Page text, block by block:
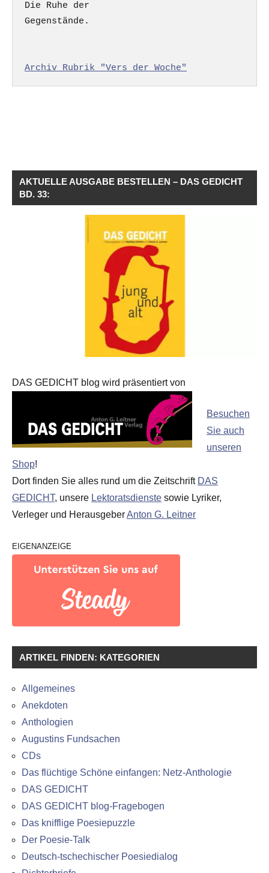
Die Ruhe der
Gegenstände.
Archiv Rubrik "Vers der Woche"
AKTUELLE AUSGABE BESTELLEN – DAS GEDICHT
BD. 33:
DAS GEDICHT blog wird präsentiert von
Besuchen
Sie auch
unseren
Shop!
Dort finden Sie alles rund um die Zeitschrift DAS
GEDICHT, unsere Lektoratsdienste sowie Lyriker,
Verleger und HerausgeberAnton G. Leitner
EIGENANZEIGE
ARTIKEL FINDEN: KATEGORIEN
Allgemeines
Anekdoten
Anthologien
Augustins Fundsachen
CDs
Das flüchtige Schöne einfangen: Netz-Anthologie
DAS GEDICHT
DAS GEDICHT blog-Fragebogen
Das knifflige Poesiepuzzle
Der Poesie-Talk
Deutsch-tschechischer Poesiedialog